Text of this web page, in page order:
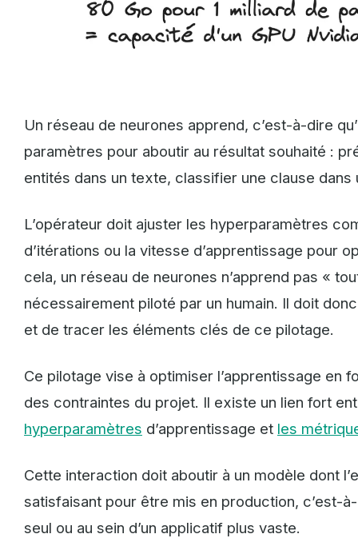
Un réseau de neurones apprend, c’est-à-dire
paramètres pour aboutir au résultat souhaité :
entités dans un texte, classifier une clause
L’opérateur doit ajuster les hyperparamètres
d’itérations ou la vitesse d’apprentissage pour
cela, un réseau de neurones n’apprend pas «
nécessairement piloté par un humain. Il doit
et de tracer les éléments clés de ce pilotage.
Ce pilotage vise à optimiser l’apprentissage en
des contraintes du projet. Il existe un lien fort
hyperparamètres d’apprentissage et les
Cette interaction doit aboutir à un modèle dont
satisfaisant pour être mis en production, c’est-
seul ou au sein d’un applicatif plus vaste.